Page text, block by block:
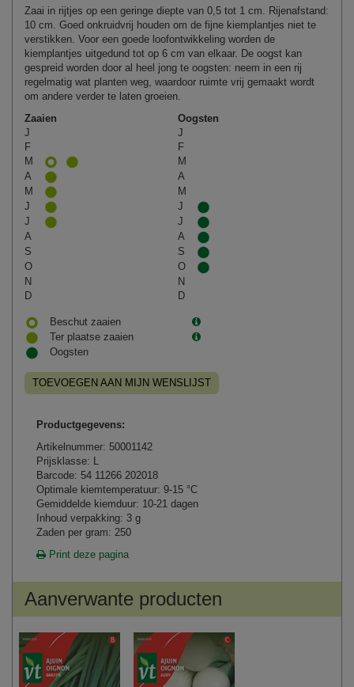
Zaai in rijtjes op een geringe diepte van 0,5 tot 1 cm. Rijenafstand:
10 cm. Goed onkruidvrij houden om de fijne kiemplantjes niet te
verstikken. Voor een goede loofontwikkeling worden de
kiemplantjes uitgedund tot op 6 cm van elkaar. De oogst kan
gespreid worden door al heel jong te oogsten: neem in een rij
regelmatig wat planten weg, waardoor ruimte vrij gemaakt wordt
om andere verder te laten groeien.
Zaaien
Oogsten
J
J
F
F
M
M
A
A
M
M
J
J
J
J
A
A
S
S
O
O
N
N
D
D
Beschut zaaien
Ter plaatse zaaien
Oogsten
TOEVOEGEN AAN MIJN WENSLIJST
Productgegevens:
Artikelnummer: 50001142
Prijsklasse: L
Barcode: 54 11266 202018
Optimale kiemtemperatuur: 9-15 °C
Gemiddelde kiemduur: 10-21 dagen
Inhoud verpakking: 3 g
Zaden per gram: 250
Print deze pagina
Aanverwante producten